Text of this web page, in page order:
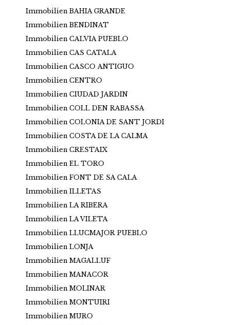
Immobilien BAHIA GRANDE
Immobilien BENDINAT
Immobilien CALVIA PUEBLO
Immobilien CAS CATALA
Immobilien CASCO ANTIGUO
Immobilien CENTRO
Immobilien CIUDAD JARDIN
Immobilien COLL DEN RABASSA
Immobilien COLONIA DE SANT JORDI
Immobilien COSTA DE LA CALMA
Immobilien CRESTAIX
Immobilien EL TORO
Immobilien FONT DE SA CALA
Immobilien ILLETAS
Immobilien LA RIBERA
Immobilien LA VILETA
Immobilien LLUCMAJOR PUEBLO
Immobilien LONJA
Immobilien MAGALLUF
Immobilien MANACOR
Immobilien MOLINAR
Immobilien MONTUIRI
Immobilien MURO